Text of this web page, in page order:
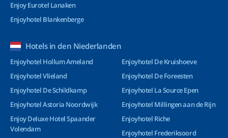
Enjoy Eurotel Lanaken
Enjoyhotel Blankenberge
Hotels in den Niederlanden
Enjoyhotel Hollum Ameland
Enjoyhotel Vlieland
Enjoyhotel De Schildkamp
Enjoyhotel Astoria Noordwijk
Enjoy Deluxe Hotel Spaander
Volendam
Enjoyhotel De Kruishoeve
Enjoyhotel De Foreesten
Enjoyhotel La Source Epen
Enjoyhotel Millingen aan de Rijn
Enjoyhotel Riche
Enjoyhotel Frederiksoord